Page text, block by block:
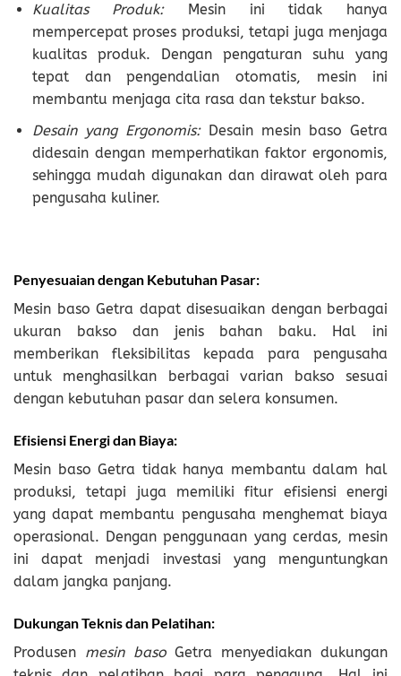
Kualitas Produk:Mesin ini tidak hanya
mempercepat proses produksi, tetapi juga menjaga
kualitas produk. Dengan pengaturan suhu yang
tepat dan pengendalian otomatis, mesin ini
membantu menjaga cita rasa dan tekstur bakso.
Desain yang Ergonomis:Desain mesin baso Getra
didesain dengan memperhatikan faktor ergonomis,
sehingga mudah digunakan dan dirawat oleh para
pengusaha kuliner.
Penyesuaian dengan Kebutuhan Pasar:
Mesin baso Getra dapat disesuaikan dengan berbagai
ukuran bakso dan jenis bahan baku. Hal ini
memberikan fleksibilitas kepada para pengusaha
untuk menghasilkan berbagai varian bakso sesuai
dengan kebutuhan pasar dan selera konsumen.
Efisiensi Energi dan Biaya:
Mesin baso Getra tidak hanya membantu dalam hal
produksi, tetapi juga memiliki fitur efisiensi energi
yang dapat membantu pengusaha menghemat biaya
operasional. Dengan penggunaan yang cerdas, mesin
ini dapat menjadi investasi yang menguntungkan
dalam jangka panjang.
Dukungan Teknis dan Pelatihan:
Produsen mesin basoGetra menyediakan dukungan